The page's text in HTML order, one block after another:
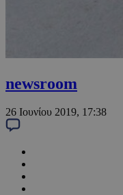
newsroom
26 Ιουνίου 2019, 17:38